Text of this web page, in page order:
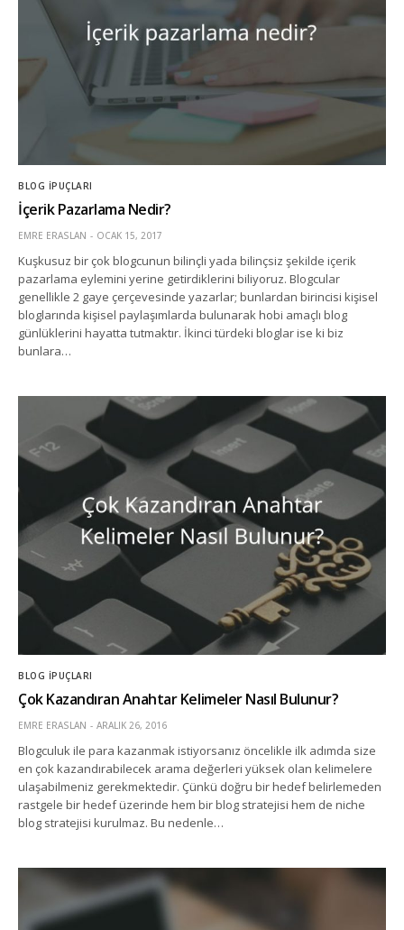
BLOG İPUÇLARI
İçerik Pazarlama Nedir?
EMRE ERASLAN OCAK 15, 2017
Kuşkusuz bir çok blogcunun bilinçli yada bilinçsiz şekilde içerik
pazarlama eylemini yerine getirdiklerini biliyoruz. Blogcular
genellikle 2 gaye çerçevesinde yazarlar; bunlardan birincisi kişisel
bloglarında kişisel paylaşımlarda bulunarak hobi amaçlı blog
günlüklerini hayatta tutmaktır. İkinci türdeki bloglar ise ki biz
bunlara…
BLOG İPUÇLARI
Çok Kazandıran Anahtar Kelimeler Nasıl Bulunur?
EMRE ERASLAN ARALIK 26, 2016
Blogculuk ile para kazanmak istiyorsanız öncelikle ilk adımda size
en çok kazandırabilecek arama değerleri yüksek olan kelimelere
ulaşabilmeniz gerekmektedir. Çünkü doğru bir hedef belirlemeden
rastgele bir hedef üzerinde hem bir blog stratejisi hem de niche
blog stratejisi kurulmaz. Bu nedenle…